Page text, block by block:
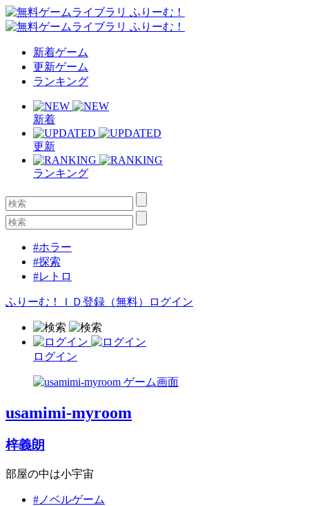
新着ゲーム
更新ゲーム
ランキング
新着
更新
ランキング
#ホラー
#探索
#レトロ
ふりーむ！ＩＤ登録（無料） ログイン
ログイン
usamimi-myroom
梓義朗
部屋の中は小宇宙
#ノベルゲーム